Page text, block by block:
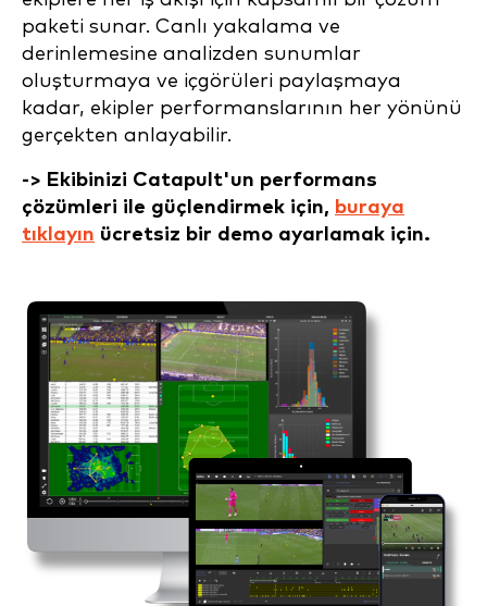
paketi sunar. Canlı yakalama ve
derinlemesine analizden sunumlar
oluşturmaya ve içgörüleri paylaşmaya
kadar, ekipler performanslarının her yönünü
gerçekten anlayabilir.
-> Ekibinizi Catapult'un performans
çözümleri ile güçlendirmek için, buraya
tıklayın ücretsiz bir demo ayarlamak için.